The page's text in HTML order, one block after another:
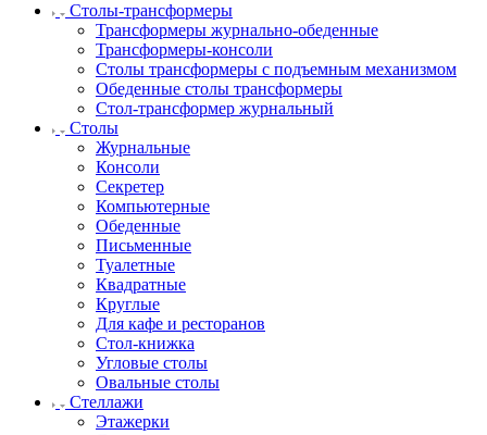
Столы-трансформеры
Трансформеры журнально-обеденные
Трансформеры-консоли
Столы трансформеры с подъемным механизмом
Обеденные столы трансформеры
Стол-трансформер журнальный
Столы
Журнальные
Консоли
Секретер
Компьютерные
Обеденные
Письменные
Туалетные
Квадратные
Круглые
Для кафе и ресторанов
Стол-книжка
Угловые столы
Овальные столы
Стеллажи
Этажерки